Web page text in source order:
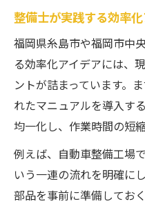
整備士が実践する効率
福岡県糸島市や福岡市中
る効率化アイデアには、
ントが詰まっています。
れたマニュアルを導入す
均一化し、作業時間の短
例えば、自動車整備工場
いう一連の流れを明確に
部品を事前に準備してお